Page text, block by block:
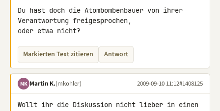
Du hast doch die Atombombenbauer von ihrer
Verantwortung freigesprochen,
oder etwa nicht?
Markierten Text zitieren Antwort
MK Martin K.(mkohler) 2009-09-10 11:12#1408125
Wollt ihr die Diskussion nicht lieber in einen